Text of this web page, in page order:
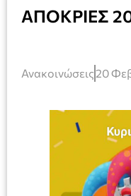
ΑΠΟΚΡΙΕΣ
Ανακοινώσεις 20